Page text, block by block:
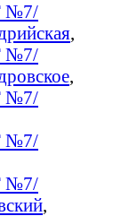
№7/
,
№7/
,
№7/
№7/
№7/
,